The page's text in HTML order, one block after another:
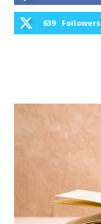
639 Followers